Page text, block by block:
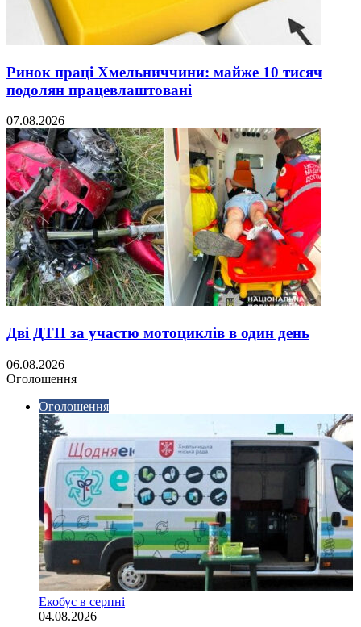
Ринок праці Хмельниччини: майже 10 тисяч
подолян працевлаштовані
07.08.2026
Дві ДТП за участю мотоциклів в один день
06.08.2026
Оголошення
Оголошення
Екобус в серпні
04.08.2026